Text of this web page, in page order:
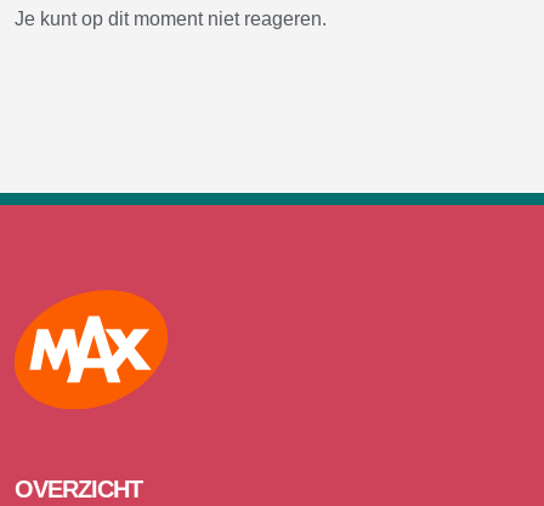
Je kunt op dit moment niet reageren.
Max
OVERZICHT